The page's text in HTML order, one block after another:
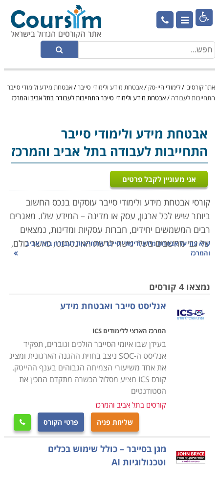

אתר קורסים /לימודי היי-טק /אבטחת מידע ולימודי סייבר/אבטחת מידע ולימודי סייבר
התחייבות לעבודה /אבטחת מידע ולימודי סייבר התחייבות לעבודה בתל אביב והמרכז
אבטחת מידע ולימודי סייבר
התחייבות לעבודה בתל אביב והמרכז
אני מעוניין לקבל פרטים
קורסי אבטחת מידע ולימודי סייבר עוסקים בנכס החשוב
ביותר שיש לכל ארגון, עסק או מדינה – המידע שלו. מאגרים
רבים המשמשים יחידים, חברות עסקיות ומדינות, נמצאים
על גבי מחשבים בעלי גישה לרשת האינטרנט; כאשר כולם,
מגדול ועד קטן מאחסנים אינפורמציה קריטית על גבי
במקביל לצמיחתם של אמצעי מיגון משוכללים, גם
ההאקרים ופורצי המחשבים למיניהם משכללים את
יכולותיהם ומנסים להגיע למידע החסוי בדרכים שונות
ומגוונות. לימודים אלו עוסקים ברכישת הכלים המסייעים
להגנה על המאגרים מפני גישה בלתי מורשית העלולה
לגרום נזק רב ויצירת דרכי התמודדות עם פריצות קטנות
הלימודים כוללים את מבנה הרשת, עקרונות האבטחה,
אחסון, מערכות הפעלה שונות, גיבוי, הרשאות, פריצות,
הצפנה ופענוח, חוקים, תכנון והקמת מערכות אבטחה ועוד.
לבוגרי לימוד אבטחת מידע מוצעות אפשרויות תעסוקה רבות
בתפקידים מבוקשים, בעלי משמעות גבוהה, וכאלו המקנים
אפשרויות התפתחות וקידום.
קרא עוד עלאבטחת מידע ולימודי סייבר התחייבות לעבודה בתל אביב
והמרכז
נמצאו 4 קורסים
אנליסט סייבר ואבטחת מידע
המרכז הארצי ללימודים ICS
בעידן שבו איומי הסייבר הולכים וגוברים, תפקיד
אנליסט ה-SOC ניצב בחזית ההגנה הארגונית ומציג
את אחד משיעורי הצמיחה הגבוהים בענף ההייטק.
קורס ICS מציע מסלול הכשרה מתקדם המכין את
הסטודנטים
קורסים בתל אביב והמרכז
שליחת פניה פרטי הקורס 
מגן בסייבר – כולל שימוש בכלים
וטכנולוגיות AI